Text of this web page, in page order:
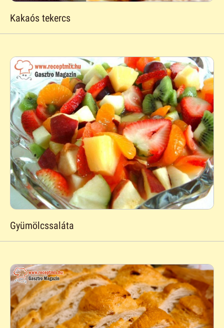
Kakaós tekercs
Gyümölcssaláta